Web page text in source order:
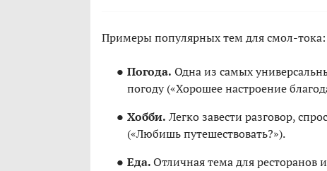
Примеры популярных тем для смол-тока:
Погода. Одна из самых
погоду («Хорошее настроение
Хобби. Легко завести разговор,
(«Любишь путешествовать?»).
Еда.Отличная тема для ресторанов